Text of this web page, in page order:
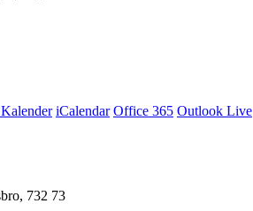
iCalendar Office 365 Outlook Live
732 73